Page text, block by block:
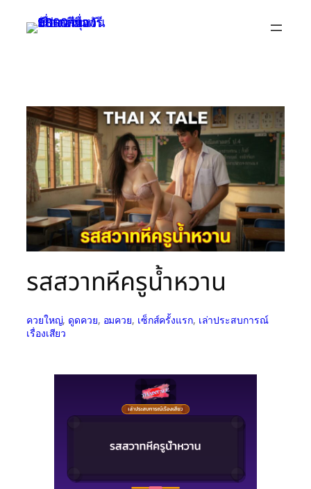
รสสวาทหีครูน้ำหวาน
ควยใหญ่, ดูดควย, อมควย, เซ็กส์ครั้งแรก, เล่าประสบการณ์
เรื่องเสียว